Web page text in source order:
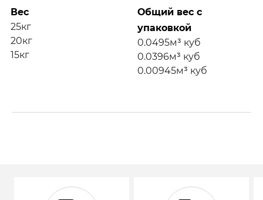
Вес
25кг
20кг
15кг
Общий вес с
упаковкой
0.0495м³ куб
0.0396м³ куб
0.00945м³ куб